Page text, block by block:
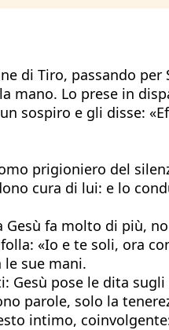
di Tiro, passando
mano. Lo prese in
sospiro e gli disse:
prigioniero del
cura di lui: e lo
fa molto di più,
«Io e te soli, ora
le sue mani.
Gesù pose le dita
parole, solo la
intimo,